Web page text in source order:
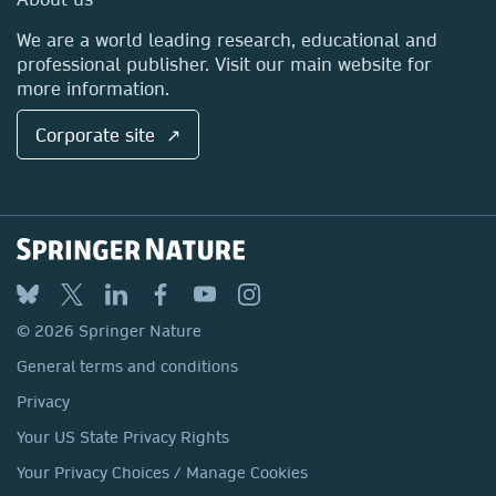
Locations & Contact
We are a world leading research, educational and
professional publisher. Visit our main website for
more information.
Corporate site ↗
© 2026 Springer Nature
General terms and conditions
Privacy
Your US State Privacy Rights
Your Privacy Choices / Manage Cookies